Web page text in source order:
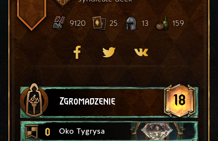
9120 25 13 159
Zgromadzenie 18
0 Oko Tygrysa